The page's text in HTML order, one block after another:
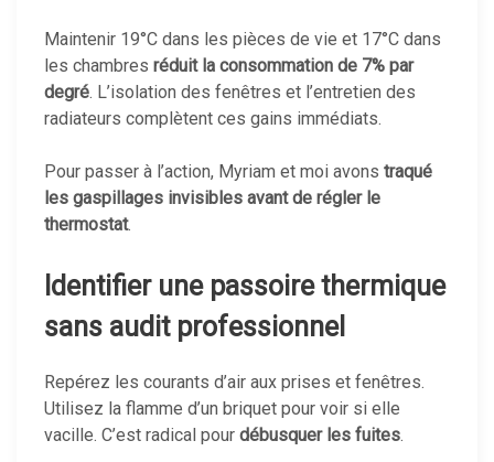
Maintenir 19°C dans les pièces de vie et 17°C dans
les chambres réduit la consommation de 7% par
degré. L’isolation des fenêtres et l’entretien des
radiateurs complètent ces gains immédiats.
Pour passer à l’action, Myriam et moi avons traqué
les gaspillages invisibles avant de régler le
thermostat.
Identifier une passoire thermique
sans audit professionnel
Repérez les courants d’air aux prises et fenêtres.
Utilisez la flamme d’un briquet pour voir si elle
vacille. C’est radical pour débusquer les fuites.